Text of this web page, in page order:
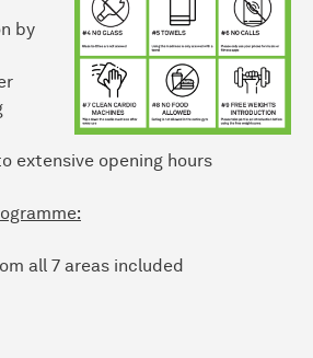
by
extensive opening hours
all 7 areas included